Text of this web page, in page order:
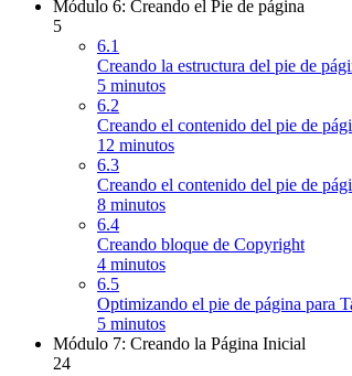
Módulo 6: Creando el Pie de página
5
6.1
Creando la estructura del pie de
5 minutos
6.2
Creando el contenido del pie de
12 minutos
6.3
Creando el contenido del pie de
8 minutos
6.4
Creando bloque de Copyright
4 minutos
6.5
Optimizando el pie de página para
5 minutos
Módulo 7: Creando la Página Inicial
24